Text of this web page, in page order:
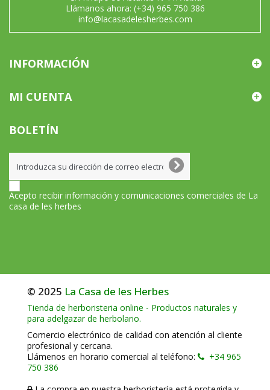
Llámanos ahora: (+34) 965 750 386
info@lacasadelesherbes.com
INFORMACIÓN
MI CUENTA
BOLETÍN
Acepto recibir información y comunicaciones comerciales de La
casa de les herbes
© 2025 La Casa de les Herbes
Tienda de herboristeria online - Productos naturales y
para adelgazar de herbolario.
Comercio electrónico de calidad con atención al cliente
profesional y cercana.
Llámenos en horario comercial al teléfono:
+34 965
750 386